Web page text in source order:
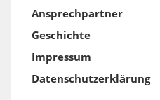
Ansprechpartner
Geschichte
Impressum
Datenschutzerklärung